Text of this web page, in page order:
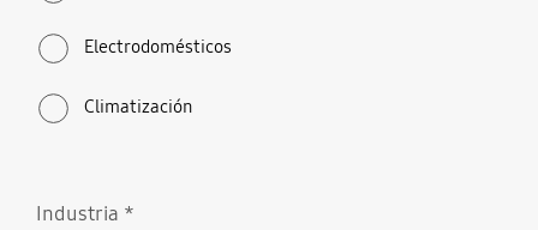
Electrodomésticos
Climatización
Industria *